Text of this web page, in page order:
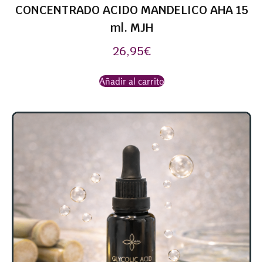
CONCENTRADO ACIDO MANDELICO AHA 15
ml. MJH
26,95€
Añadir al carrito